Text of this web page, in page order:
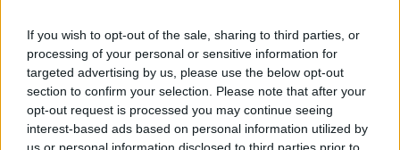
If you wish to opt-out of the sale, sharing to third parties, or
processing of your personal or sensitive information for
targeted advertising by us, please use the below opt-out
section to confirm your selection. Please note that after your
opt-out request is processed you may continue seeing
interest-based ads based on personal information utilized by
us or personal information disclosed to third parties prior to
Lo sgombero
Erodoto e Tucidide
Il padre della storia
Pensieri brevi
L'evoluzione della specie
Il servizio